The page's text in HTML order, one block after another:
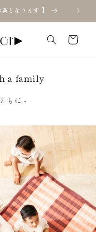
となります 】
ー
a family
もに -